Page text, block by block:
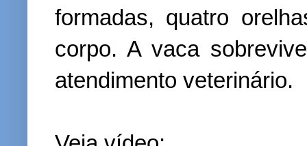
formadas, quatro
corpo. A vaca
atendimento veterinário.